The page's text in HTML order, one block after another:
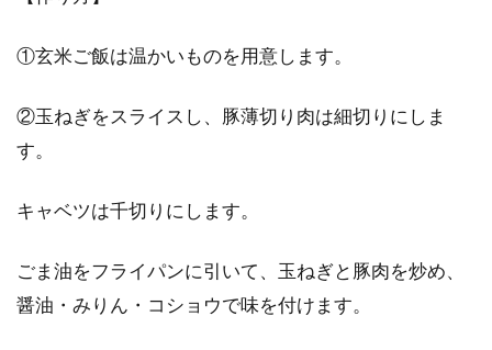
①玄米ご飯は温かいものを用意します。
②玉ねぎをスライスし、豚薄切り肉は細切りにしま
す。
キャベツは千切りにします。
ごま油をフライパンに引いて、玉ねぎと豚肉を炒め、
醤油・みりん・コショウで味を付けます。